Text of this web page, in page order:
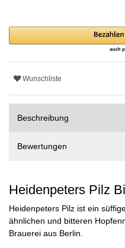
Wunschliste
Beschreibung
Bewertungen
Heidenpeters Pilz
Heidenpeters Pilz ist ein
ähnlichen und bitteren
Brauerei aus Berlin.